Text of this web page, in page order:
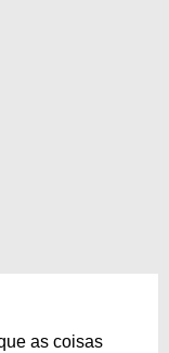
as coisas